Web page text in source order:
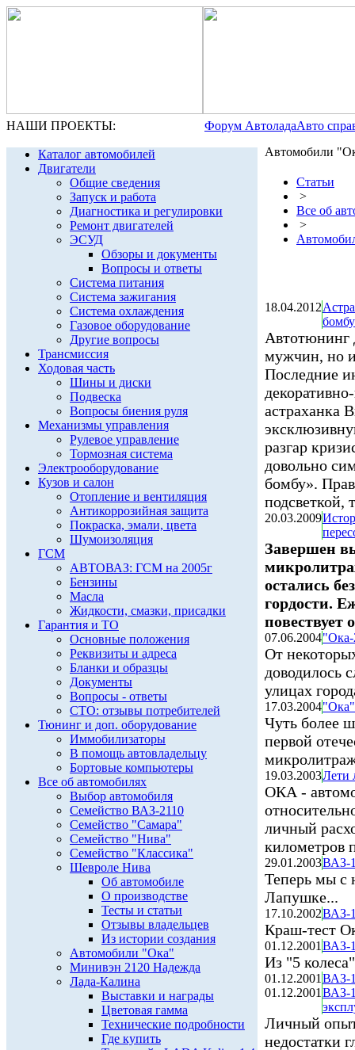
НАШИ ПРОЕКТЫ: Форум АвтоладаАвто
Каталог автомобилей
Двигатели
Общие сведения
Запуск и работа
Диагностика и регулировки
Ремонт двигателей
ЭСУД
Обзоры и документы
Вопросы и ответы
Система питания
Система зажигания
Система охлаждения
Газовое оборудование
Другие вопросы
Трансмиссия
Ходовая часть
Шины и диски
Подвеска
Вопросы биения руля
Механизмы управления
Рулевое управление
Тормозная система
Электрооборудование
Кузов и салон
Отопление и вентиляция
Антикоррозийная защита
Покраска, эмали, цвета
Шумоизоляция
ГСМ
АВТОВАЗ: ГСМ на 2005г
Бензины
Масла
Жидкости, смазки, присадки
Гарантия и ТО
Основные положения
Реквизиты и адреса
Бланки и образцы
Документы
Вопросы - ответы
СТО: отзывы потребителей
Тюнинг и доп. оборудование
Иммобилизаторы
В помощь автовладельцу
Бортовые компьютеры
Все об автомобилях
Выбор автомобиля
Семейство ВАЗ-2110
Семейство "Самара"
Семейство "Нива"
Семейство "Классика"
Шевроле Нива
Об автомобиле
О производстве
Тесты и статьи
Отзывы владельцев
Из истории создания
Автомобили "Ока"
Минивэн 2120 Надежда
Лада-Калина
Выставки и награды
Цветовая гамма
Технические подробности
Где купить
Автомобили
Статьи
>
Все об
>
18.04.2012
Автотюнинг
мужчин, но и
Последние
астраханка
разгар
довольно
бомбу».
подсветкой,
20.03.2009
Завершен
остались
гордости.
07.06.2004
От
доводилось
улицах
17.03.2004
Чуть более
первой
19.03.2003Лети
ОКА -
личный
километров
29.01.2003ВАЗ-
Теперь мы с
Лапушке...
17.10.2002ВАЗ-
Краш-тест
01.12.2001 ВАЗ-
Из "5 колеса"
01.12.2001 ВАЗ-
01.12.2001 ВАЗ-
Личный
недостатки